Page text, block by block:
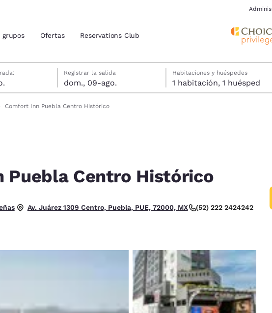
actuales
España
Español
France
English
grupos Ofertas Reservations Club
Registrar la salida
dom., 09-ago.
fecha de check-out seleccionada
fecha de check-in seleccionada
Habitaciones y huéspedes
1 habitación, 1 huésped
Comfort Inn Puebla Centro Histórico
Puebla Centro Histórico
Excepcional.
Av. Juárez 1309 Centro, Puebla, PUE, 72000, MX (52) 222 2424242